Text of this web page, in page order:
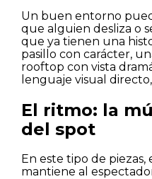
Un buen entorno
que alguien desliza o
que ya tienen una
pasillo con carácter,
rooftop con vista
lenguaje visual
El ritmo: la
del spot
En este tipo de
mantiene al